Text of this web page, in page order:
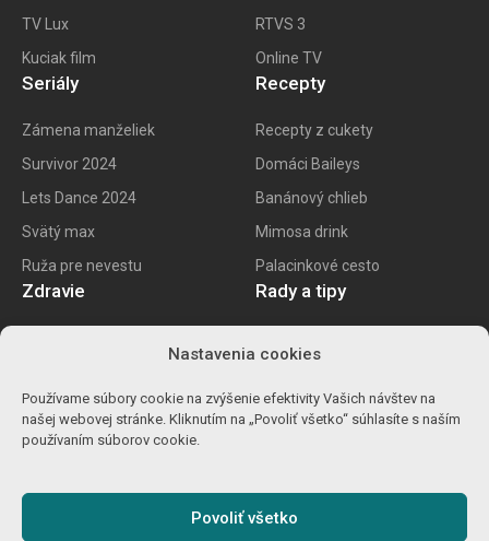
Nastavenia cookies
Používame súbory cookie na zvýšenie efektivity Vašich návštev na
našej webovej stránke. Kliknutím na „Povoliť všetko“ súhlasíte s naším
používaním súborov cookie.
Povoliť všetko
TV Lux
Kuciak film
RTVS 3
Online TV
Seriály
Zámena manželiek
Survivor 2024
Lets Dance 2024
Svätý max
Ruža pre nevestu
Recepty
Recepty z cukety
Domáci Baileys
Banánový chlieb
Mimosa drink
Palacinkové cesto
Zdravie
Ako znížiť cholesterol
Ůľava pri migréne
Rady a tipy
Ako na životopis